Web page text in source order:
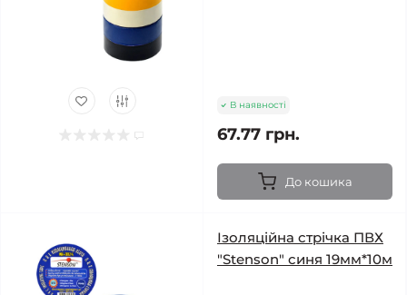
В наявності
67.77 грн.
До кошика
Ізоляційна стрічка ПВХ
"Stenson" синя 19мм*10м